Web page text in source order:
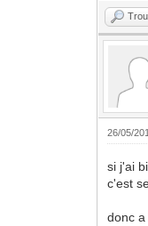
26/05/
si j'ai
c'est
donc